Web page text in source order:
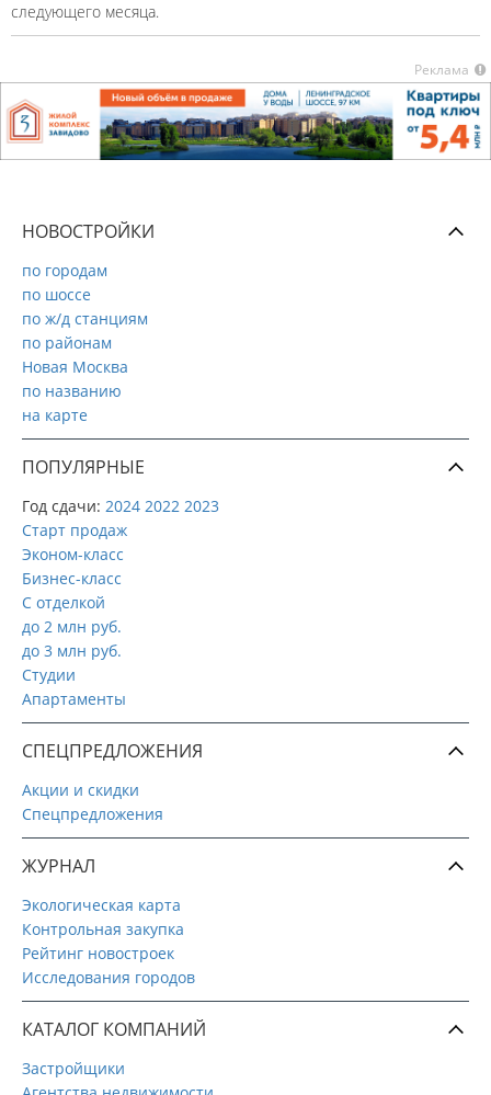
следующего месяца.
Реклама
НОВОСТРОЙКИ
по городам
по шоссе
по ж/д станциям
по районам
Новая Москва
по названию
на карте
ПОПУЛЯРНЫЕ
Год сдачи: 2024 2022 2023
Старт продаж
Эконом-класс
Бизнес-класс
С отделкой
до 2 млн руб.
до 3 млн руб.
Студии
Апартаменты
СПЕЦПРЕДЛОЖЕНИЯ
Акции и скидки
Спецпредложения
ЖУРНАЛ
Экологическая карта
Контрольная закупка
Рейтинг новостроек
Исследования городов
КАТАЛОГ КОМПАНИЙ
Застройщики